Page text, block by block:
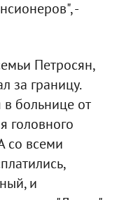
-
Петросян,
за границу.
больнице от
головного
со всеми
и